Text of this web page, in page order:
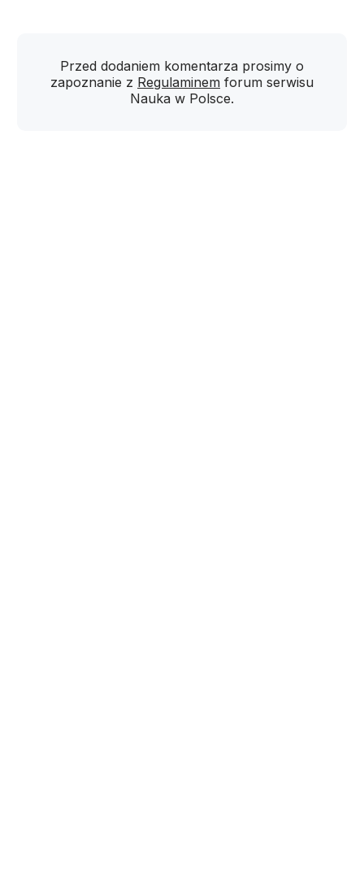
Przed dodaniem komentarza prosimy o
zapoznanie z Regulaminem forum serwisu
Nauka w Polsce.